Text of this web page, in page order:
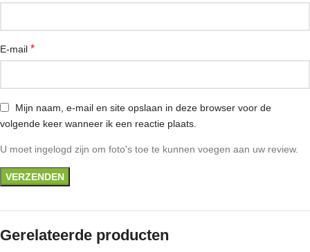
E-mail *
Mijn naam, e-mail en site opslaan in deze browser voor de
volgende keer wanneer ik een reactie plaats.
U moet ingelogd zijn om foto's toe te kunnen voegen aan uw review.
Gerelateerde producten